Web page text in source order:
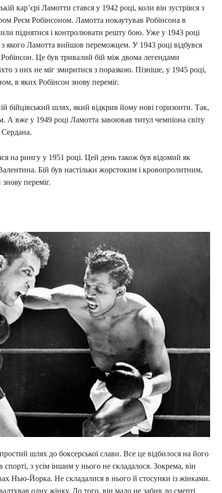
кар’єрі Ламотти стався у 1942 році, коли він зустрівся з
Реєм Робінсоном. Ламотта нокаутував Робінсона в
піднятися і контролювати решту бою. Уже у 1943 році
якого Ламотта вийшов переможцем. У 1943 році відбувся
Це був тривалий бій між двома легендами
з них не міг змиритися з поразкою. Пізніше, у 1945 році,
в яких Робінсон знову переміг.
шлях, який відкрив йому нові горизонти. Так,
А вже у 1949 році Ламотта завоював титул чемпіона світу
Сердана.
на рингу у 1951 році. Цей день також був відомий як
Бій був настільки жорстоким і кровопролитним,
переміг.
шлях до боксерської слави. Все це відбилося на його
з усім іншим у нього не складалося. Зокрема, він
Нью-Йорка. Не складалися в нього й стосунки із жінками.
одну жінку. До того, він мало не забив до смерті